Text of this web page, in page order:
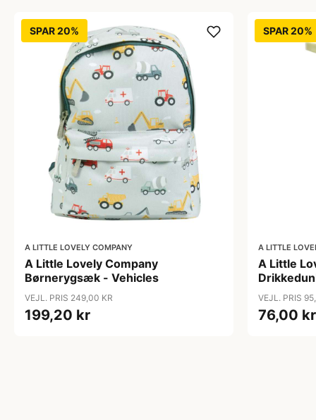
SPAR 20%
A LITTLE LOVELY COMPANY
A Little Lovely Company
Børnerygsæk - Vehicles
VEJL. PRIS 249,00 KR
199,20 kr
SPAR 20%
A LITTLE
A Little
VEJL. PRIS
76,00 kr